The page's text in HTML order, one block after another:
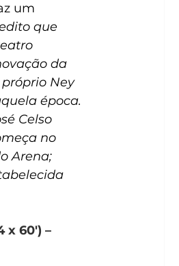
um
que
da
próprio Ney
época.
Celso
no
Arena;
x 60') –